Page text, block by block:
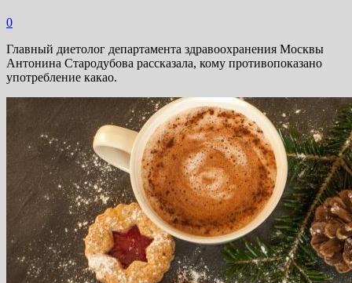
0
Главный диетолог департамента здравоохранения Москвы
Антонина Стародубова рассказала, кому противопоказано
употребление какао.